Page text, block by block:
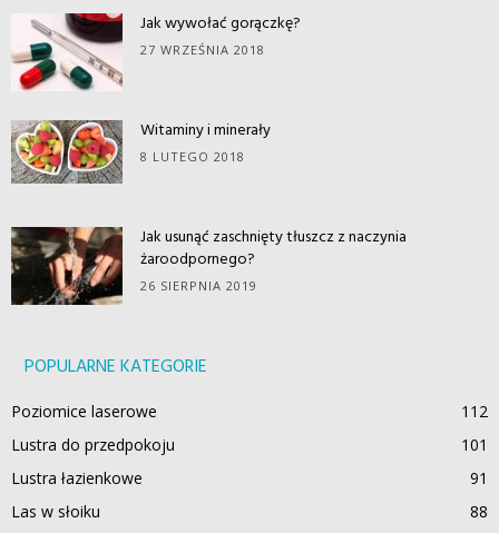
Jak wywołać gorączkę?
27 WRZEŚNIA 2018
Witaminy i minerały
8 LUTEGO 2018
Jak usunąć zaschnięty tłuszcz z naczynia
żaroodpornego?
26 SIERPNIA 2019
POPULARNE KATEGORIE
Poziomice laserowe
112
Lustra do przedpokoju
101
Lustra łazienkowe
91
Las w słoiku
88